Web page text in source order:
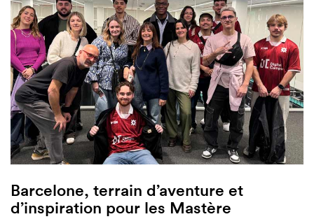
Barcelone, terrain d’aventure et
d’inspiration pour les Mastère